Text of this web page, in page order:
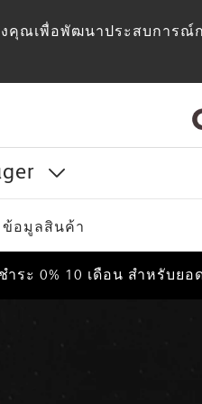
งคุณเพื่อพัฒนาประสบการณ์
ข้อมูลสินค้า
ชำระ 0% 10 เดือน สำหรับย
ำระ 0% 10 เดือน สำหรับยอ
ำระ 0% 10 เดือน สำหรับยอ